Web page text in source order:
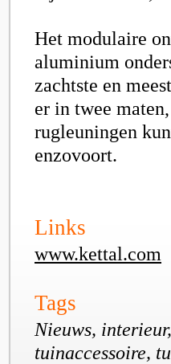
Het modulaire
aluminium
zachtste en
er in twee
rugleuningen
enzovoort.
Links
www.kettal.com
Tags
Nieuws,
tuinaccessoire,